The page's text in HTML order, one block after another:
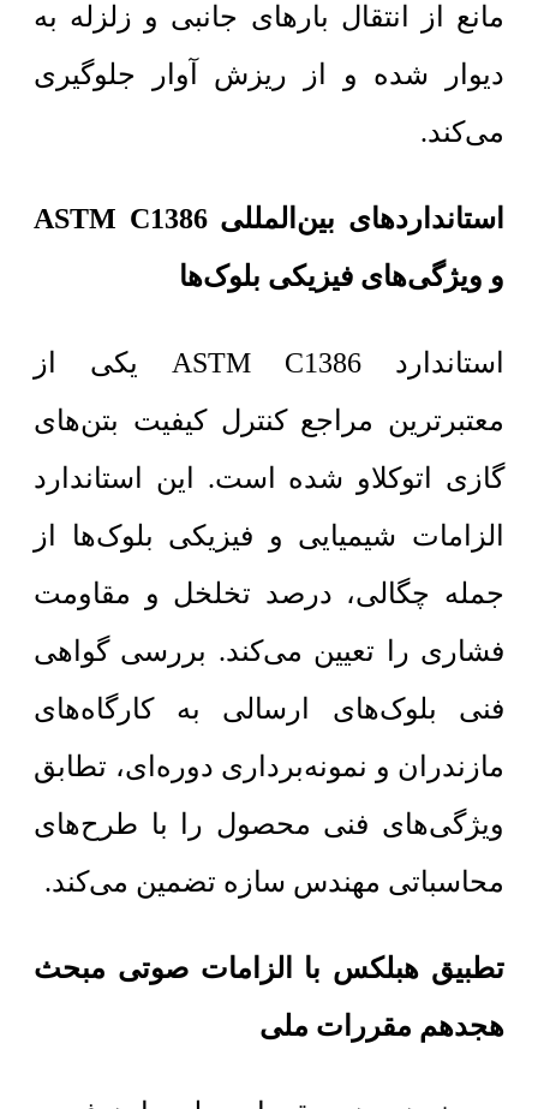
مانع از انتقال بارهای جانبی و زلزله به
دیوار شده و از ریزش آوار جلوگیری
می‌کند.
استانداردهای بین‌المللی ASTM C1386
و ویژگی‌های فیزیکی بلوک‌ها
استاندارد ASTM C1386 یکی از
معتبرترین مراجع کنترل کیفیت بتن‌های
گازی اتوکلاو شده است. این استاندارد
الزامات شیمیایی و فیزیکی بلوک‌ها از
جمله چگالی، درصد تخلخل و مقاومت
فشاری را تعیین می‌کند. بررسی گواهی
فنی بلوک‌های ارسالی به کارگاه‌های
مازندران و نمونه‌برداری دوره‌ای، تطابق
ویژگی‌های فنی محصول را با طرح‌های
محاسباتی مهندس سازه تضمین می‌کند.
تطبیق هبلکس با الزامات صوتی مبحث
هجدهم مقررات ملی